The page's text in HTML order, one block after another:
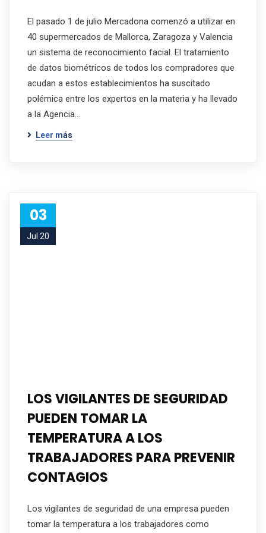
El pasado 1 de julio Mercadona comenzó a utilizar en
40 supermercados de Mallorca, Zaragoza y Valencia
un sistema de reconocimiento facial. El tratamiento
de datos biométricos de todos los compradores que
acudan a estos establecimientos ha suscitado
polémica entre los expertos en la materia y ha llevado
a la Agencia…
Leer más
03
Jul 20
LOS VIGILANTES DE SEGURIDAD
PUEDEN TOMAR LA
TEMPERATURA A LOS
TRABAJADORES PARA PREVENIR
CONTAGIOS
Los vigilantes de seguridad de una empresa pueden
tomar la temperatura a los trabajadores como